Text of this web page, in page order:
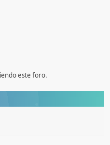
este foro.